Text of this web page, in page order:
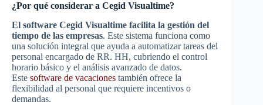
¿Por qué considerar a Cegid Visualtime?
El software Cegid Visualtime facilita la gestión del
tiempo de las empresas. Este sistema funciona como
una solución integral que ayuda a automatizar tareas del
personal encargado de RR. HH, cubriendo el control
horario básico y el análisis avanzado de datos.
Este software de vacaciones también ofrece la
flexibilidad al personal que requiere incentivos o
demandas.